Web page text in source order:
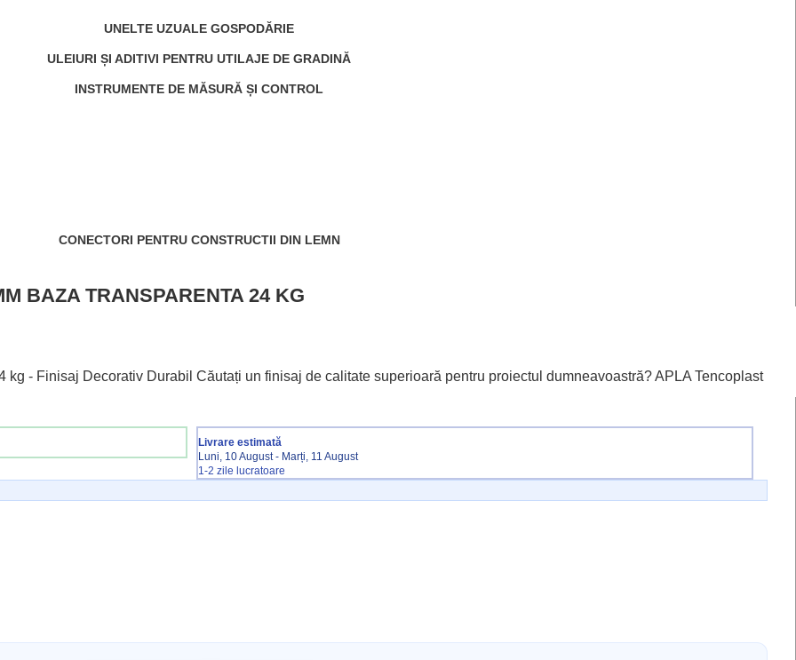
CONECTORI PENTRU CONSTRUCTII DIN LEMN
UNELTE UZUALE GOSPODĂRIE
ULEIURI ȘI ADITIVI PENTRU UTILAJE DE GRADINĂ
INSTRUMENTE DE MĂSURĂ ȘI CONTROL
BAZA TRANSPARENTA 24 KG
- Finisaj Decorativ Durabil Căutați un finisaj de calitate superioară pentru proiectul dumneavoastră? APLA Tencoplast
Livrare estimată
Luni, 10 August - Marți, 11 August
1-2 zile lucratoare